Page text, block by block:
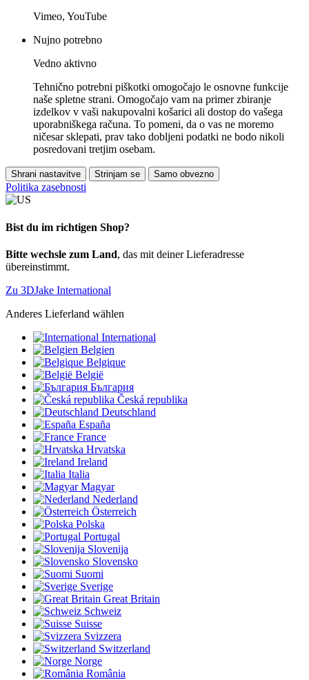
Vimeo, YouTube
Nujno potrebno
Vedno aktivno
Tehnično potrebni piškotki omogočajo le osnovne funkcije
naše spletne strani. Omogočajo vam na primer zbiranje
izdelkov v vaši nakupovalni košarici ali dostop do vašega
uporabniškega računa. To pomeni, da o vas ne moremo
ničesar sklepati, prav tako dobljeni podatki ne bodo nikoli
posredovani tretjim osebam.
Shrani nastavitve Strinjam se Samo obvezno
Politika zasebnosti
Bist du im richtigen Shop?
Bitte wechsle zum Land, das mit deiner Lieferadresse
übereinstimmt.
Zu 3DJake International
Anderes Lieferland wählen
International
Belgien
Belgique
België
България
Česká republika
Deutschland
España
France
Hrvatska
Ireland
Italia
Magyar
Nederland
Österreich
Polska
Portugal
Slovenija
Slovensko
Suomi
Sverige
Great Britain
Schweiz
Suisse
Svizzera
Switzerland
Norge
România